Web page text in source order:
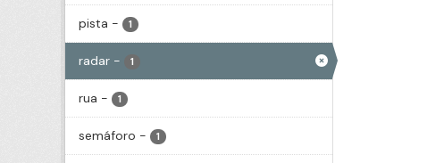
pista - 1
radar - 1
rua - 1
semáforo - 1